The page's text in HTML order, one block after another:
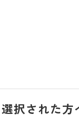
択された方